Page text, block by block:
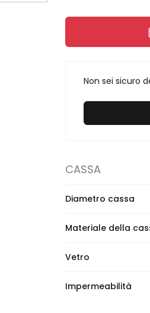
Non sei sicuro
CASSA
Diametro cassa
Materiale della
Vetro
Impermeabilità